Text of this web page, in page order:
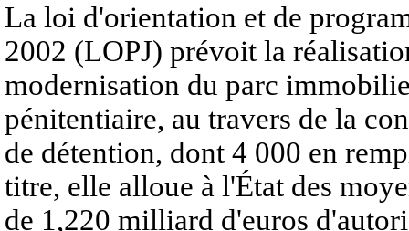
La loi d'orientation et de
2002 (LOPJ) prévoit la
modernisation du parc
pénitentiaire, au travers de la
de détention, dont 4 000 en
titre, elle alloue à l'État des
de 1,220 milliard d'euros